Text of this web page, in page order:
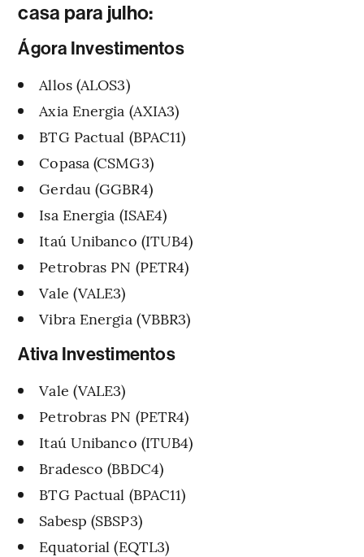
casa para julho:
Ágora Investimentos
Allos (ALOS3)
Axia Energia (AXIA3)
BTG Pactual (BPAC11)
Copasa (CSMG3)
Gerdau (GGBR4)
Isa Energia (ISAE4)
Itaú Unibanco (ITUB4)
Petrobras PN (PETR4)
Vale (VALE3)
Vibra Energia (VBBR3)
Ativa Investimentos
Vale (VALE3)
Petrobras PN (PETR4)
Itaú Unibanco (ITUB4)
Bradesco (BBDC4)
BTG Pactual (BPAC11)
Sabesp (SBSP3)
Equatorial (EQTL3)